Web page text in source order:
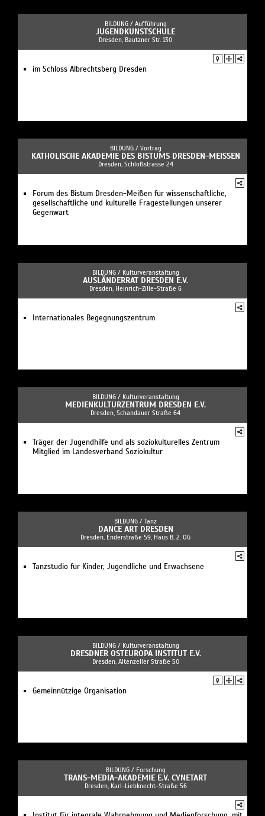
BILDUNG / Aufführung
JUGENDKUNSTSCHULE
Dresden, Bautzner Str. 130
im Schloss Albrechtsberg Dresden
BILDUNG / Vortrag
KATHOLISCHE AKADEMIE DES BISTUMS DRESDEN-MEISSEN
Dresden, Schloßstrasse 24
Forum des Bistum Dresden-Meißen für wissenschaftliche,
gesellschaftliche und kulturelle Fragestellungen unserer
Gegenwart
BILDUNG / Kulturveranstaltung
AUSLÄNDERRAT DRESDEN E.V.
Dresden, Heinrich-Zille-Straße 6
Internationales Begegnungszentrum
BILDUNG / Kulturveranstaltung
MEDIENKULTURZENTRUM DRESDEN E.V.
Dresden, Schandauer Straße 64
Träger der Jugendhilfe und als soziokulturelles Zentrum
Mitglied im Landesverband Soziokultur
BILDUNG / Tanz
DANCE ART DRESDEN
Dresden, Enderstraße 59, Haus B, 2. OG
Tanzstudio für Kinder, Jugendliche und Erwachsene
BILDUNG / Kulturveranstaltung
DRESDNER OSTEUROPA INSTITUT E.V.
Dresden, Altenzeller Straße 50
Gemeinnützige Organisation
BILDUNG / Forschung
TRANS-MEDIA-AKADEMIE E.V. CYNETART
Dresden, Karl-Liebknecht-Straße 56